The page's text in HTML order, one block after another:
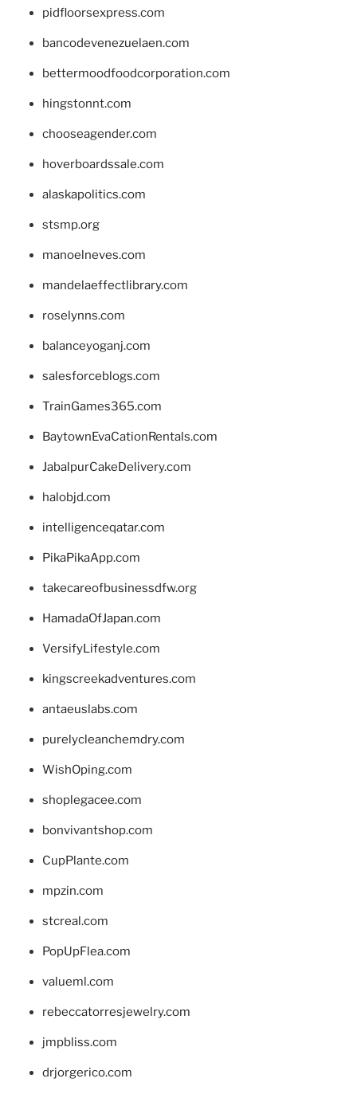
pidfloorsexpress.com
bancodevenezuelaen.com
bettermoodfoodcorporation.com
hingstonnt.com
chooseagender.com
hoverboardssale.com
alaskapolitics.com
stsmp.org
manoelneves.com
mandelaeffectlibrary.com
roselynns.com
balanceyoganj.com
salesforceblogs.com
TrainGames365.com
BaytownEvaCationRentals.com
JabalpurCakeDelivery.com
halobjd.com
intelligenceqatar.com
PikaPikaApp.com
takecareofbusinessdfw.org
HamadaOfJapan.com
VersifyLifestyle.com
kingscreekadventures.com
antaeuslabs.com
purelycleanchemdry.com
WishOping.com
shoplegacee.com
bonvivantshop.com
CupPlante.com
mpzin.com
stcreal.com
PopUpFlea.com
valueml.com
rebeccatorresjewelry.com
jmpbliss.com
drjorgerico.com